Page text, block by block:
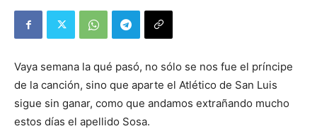
Vaya semana la qué pasó, no sólo se nos fue el príncipe
de la canción, sino que aparte el Atlético de San Luis
sigue sin ganar, como que andamos extrañando mucho
estos días el apellido Sosa.